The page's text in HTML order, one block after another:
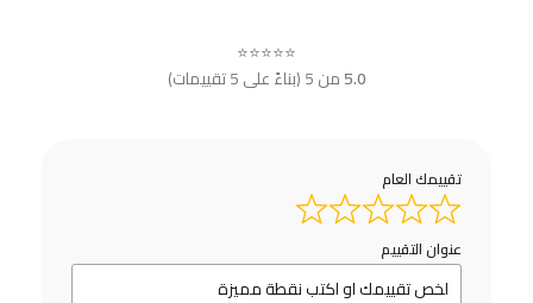
⭐⭐⭐⭐⭐
5.0من 5 (بناءً على 5 تقييمات)
تقييمك العام
عنوان التقييم